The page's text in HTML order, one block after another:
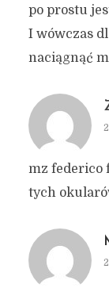
po prostu
I wówczas
naciągnąć
mz federico
tych